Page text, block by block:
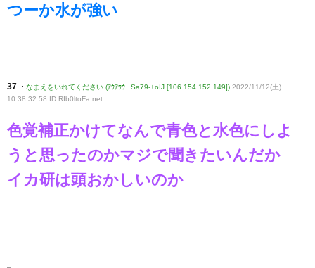
つーか水が強い
37 : なまえをいれてください (ｱｳｱｳｳｰ Sa79-+oIJ [106.154.152.149]) 2022/11/12(土)
10:38:32.58 ID:RIb0ltoFa .net
色覚補正かけてなんで青色と水色にしよ
うと思ったのかマジで聞きたいんだか
イカ研は頭おかしいのか